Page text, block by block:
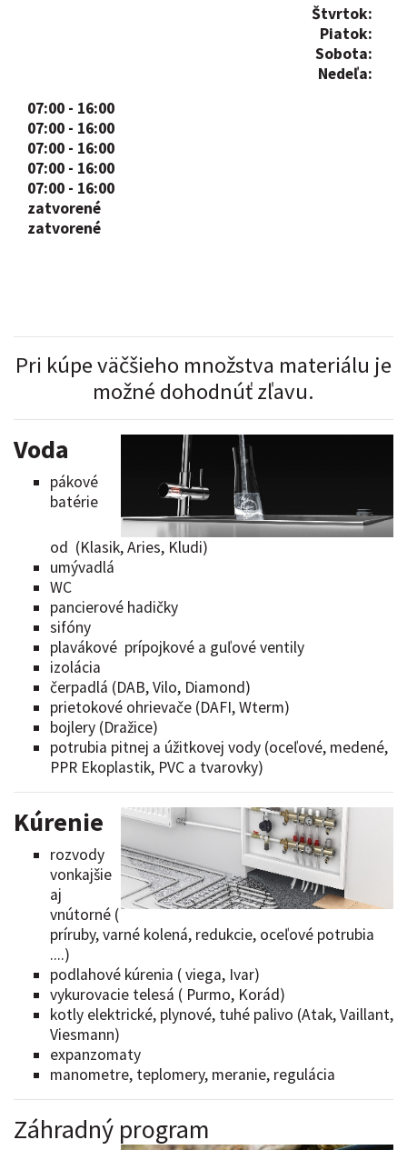
Štvrtok:
Piatok:
Sobota:
Nedeľa:
07:00 - 16:00
07:00 - 16:00
07:00 - 16:00
07:00 - 16:00
07:00 - 16:00
zatvorené
zatvorené
Pri kúpe väčšieho množstva materiálu je
možné dohodnúť zľavu.
Voda
pákové
batérie
od (Klasik, Aries, Kludi)
umývadlá
WC
pancierové hadičky
sifóny
plavákové prípojkové a guľové ventily
izolácia
čerpadlá (DAB, Vilo, Diamond)
prietokové ohrievače (DAFI, Wterm)
bojlery (Dražice)
potrubia pitnej a úžitkovej vody (oceľové, medené,
PPR Ekoplastik, PVC a tvarovky)
Kúrenie
rozvody
vonkajšie
aj
vnútorné (
príruby, varné kolená, redukcie, oceľové potrubia
....)
podlahové kúrenia ( viega, Ivar)
vykurovacie telesá ( Purmo, Korád)
kotly elektrické, plynové, tuhé palivo (Atak, Vaillant,
Viesmann)
expanzomaty
manometre, teplomery, meranie, regulácia
Záhradný program